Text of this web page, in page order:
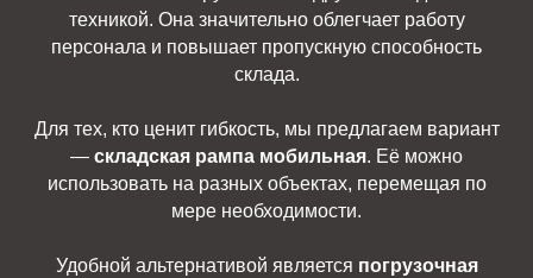
техникой. Она значительно облегчает работу
персонала и повышает пропускную способность
склада.
Для тех, кто ценит гибкость, мы предлагаем вариант
— складская рампа мобильная. Её можно
использовать на разных объектах, перемещая по
мере необходимости.
Удобной альтернативой является погрузочная